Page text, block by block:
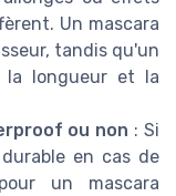
Un mascara
tandis qu'un
la longueur et la
ou non : Si
en cas de
un mascara